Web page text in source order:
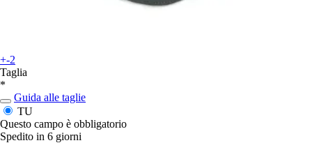
+-2
Taglia
*
Guida alle taglie
TU
Questo campo è obbligatorio
Spedito in 6 giorni